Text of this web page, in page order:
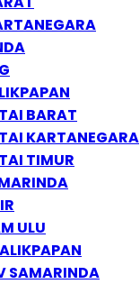
BARAT
KARTANEGARA
TIMUR
ULU
SAMARINDA